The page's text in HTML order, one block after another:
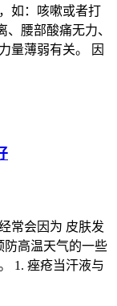
如：咳嗽或者打
腰部酸痛无力、
量薄弱有关。 因
常会因为 皮肤发
防高温天气的一些
1. 痤疮当汗液与